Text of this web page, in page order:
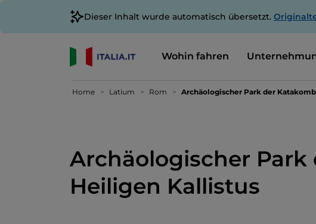
Dieser Inhalt wurde automatisch übersetzt.
Wohin fahren
Home Latium Rom Archäologischer Park der
Archäologischer
Heiligen Kallistus